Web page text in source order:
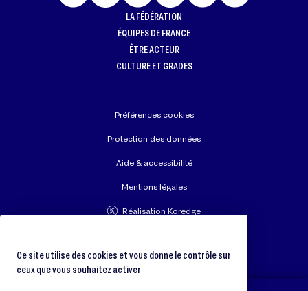
LA FÉDÉRATION
ÉQUIPES DE FRANCE
ÊTRE ACTEUR
CULTURE ET GRADES
Préférences cookies
Protection des données
Aide & accessibilité
Mentions légales
Réalisation Koredge
Ce site utilise des cookies et vous donne le contrôle sur
ceux que vous souhaitez activer